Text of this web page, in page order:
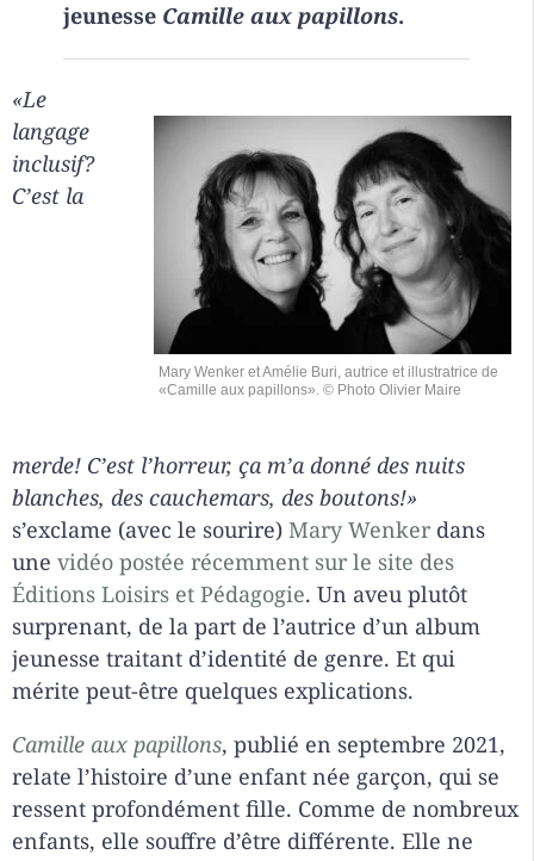
jeunesse Camille aux papillons.
Mary Wenker et Amélie Buri, autrice et illustratrice de
«Camille aux papillons». © Photo Olivier Maire
«Le
langage
inclusif?
C’est la
merde! C’est l’horreur, ça m’a donné des nuits
blanches, des cauchemars, des boutons!»
s’exclame (avec le sourire) Mary Wenker dans
une vidéo postée récemment sur le site des
Éditions Loisirs et Pédagogie. Un aveu plutôt
surprenant, de la part de l’autrice d’un album
jeunesse traitant d’identité de genre. Et qui
mérite peut-être quelques explications.
Camille aux papillons, publié en septembre 2021,
relate l’histoire d’une enfant née garçon, qui se
ressent profondément fille. Comme de nombreux
enfants, elle souffre d’être différente. Elle ne